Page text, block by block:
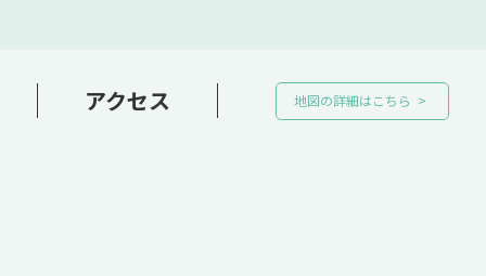
アクセス 地図の詳細はこちら